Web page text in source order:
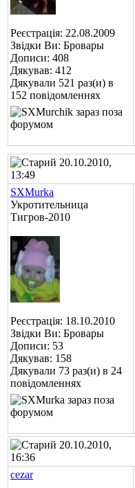
Реєстрація: 22.08.2009
Звідки Ви: Бровары
Дописи: 408
Дякував: 412
Дякували 521 раз(и) в
152 повідомленнях
20.10.2010,
13:49
SXMurka
Укротительница
Тигров-2010
Реєстрація: 18.10.2010
Звідки Ви: Бровары
Дописи: 53
Дякував: 158
Дякували 73 раз(и) в 24
повідомленнях
20.10.2010,
16:36
cezar